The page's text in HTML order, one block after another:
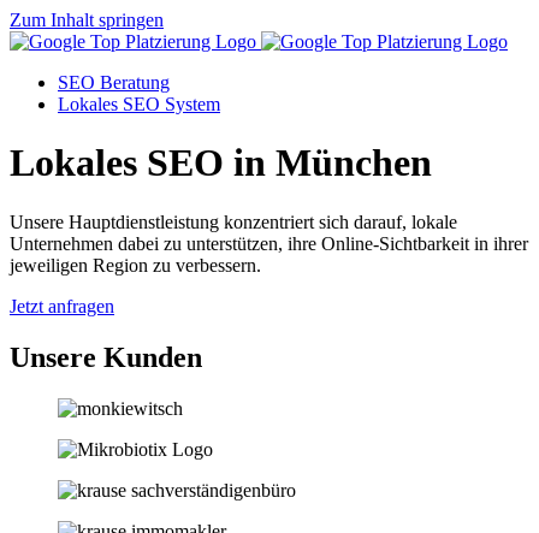
Zum Inhalt springen
SEO Beratung
Lokales SEO System
Lokales SEO in München
Unsere Hauptdienstleistung konzentriert sich darauf, lokale
Unternehmen dabei zu unterstützen, ihre Online-Sichtbarkeit in ihrer
jeweiligen Region zu verbessern.
Jetzt anfragen
Unsere Kunden